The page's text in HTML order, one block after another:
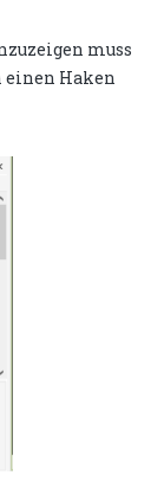
muss
Haken